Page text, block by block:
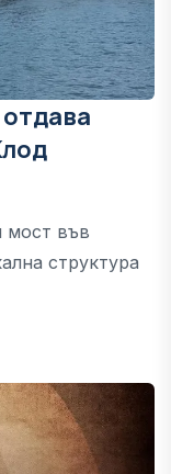
мост във
структура